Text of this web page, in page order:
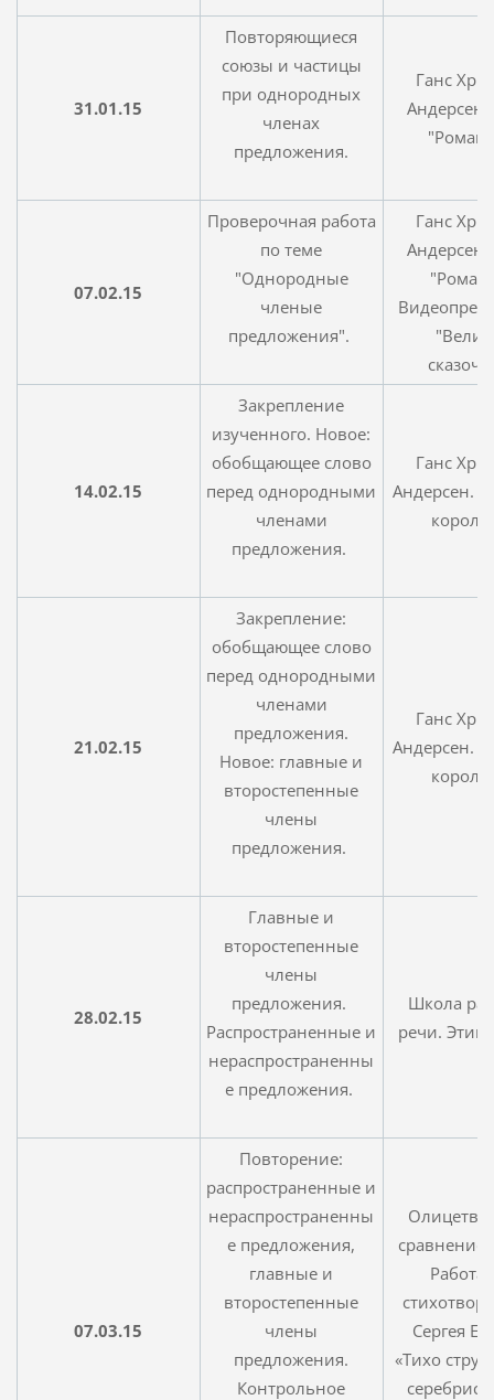
31.01.15
Повторяющиеся
союзы и частицы
при однородных
членах
предложения.
Ганс
Андерсен,
07.02.15
Проверочная работа
по теме
"Однородные
членые
предложения".
Ганс
Андерсен,
14.02.15
Закрепление
изученного. Новое:
обобщающее слово
перед однородными
членами
предложения.
Ганс
Андерсен.
21.02.15
Закрепление:
обобщающее слово
перед однородными
членами
предложения.
Новое: главные и
второстепенные
члены
предложения.
Ганс
Андерсен.
28.02.15
Главные и
второстепенные
члены
предложения.
Распространенные и
нераспространенны
е предложения.
Школа
речи.
07.03.15
Повторение:
распространенные и
нераспространенны
е предложения,
главные и
второстепенные
члены
предложения.
Контрольное
сравнение,
Работа
Сергея
«Тихо